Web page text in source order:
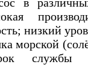
низкий
морской
службы